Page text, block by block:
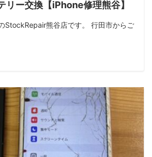
リー交換【iPhone修理熊谷】
StockRepair熊谷店です。 行田市からご